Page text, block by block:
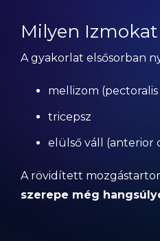
Milyen
A gyakorlat elsősorban
mellizom (pectoralis
tricepsz
elülső váll (anterior
A rövidített
szerepe még